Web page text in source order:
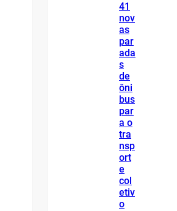
41
nov
as
par
ada
s
de
ôni
bus
par
a o
tra
nsp
ort
e
col
etiv
o